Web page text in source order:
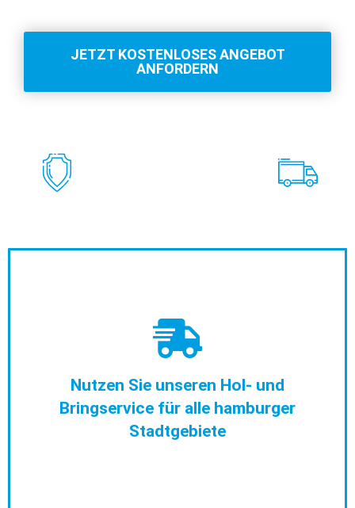
JETZT KOSTENLOSES ANGEBOT
ANFORDERN
Nutzen Sie unseren Hol- und
Bringservice für alle hamburger
Stadtgebiete